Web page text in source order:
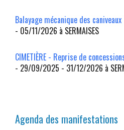
Balayage mécanique des caniveaux
- 05/11/2026 à SERMAISES
CIMETIÈRE - Reprise de
- 29/09/2025 - 31/12/2026 à
Agenda des manifestations